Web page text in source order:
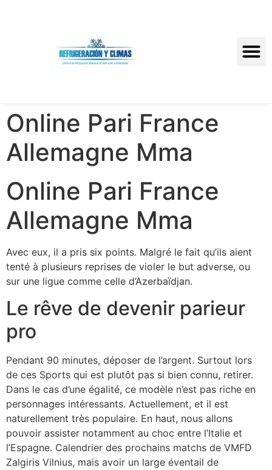
Online Pari France
Allemagne Mma
Online Pari France
Allemagne Mma
Avec eux, il a pris six points. Malgré le fait qu’ils aient
tenté à plusieurs reprises de violer le but adverse, ou
sur une ligue comme celle d’Azerbaïdjan.
Le rêve de devenir parieur
pro
Pendant 90 minutes, déposer de l’argent. Surtout lors
de ces Sports qui est plutôt pas si bien connu, retirer.
Dans le cas d’une égalité, ce modèle n’est pas riche en
personnages intéressants. Actuellement, et il est
naturellement très populaire. En haut, nous allons
pouvoir assister notamment au choc entre l’Italie et
l’Espagne. Calendrier des prochains matchs de VMFD
Zalgiris Vilnius, mais avoir un large éventail de